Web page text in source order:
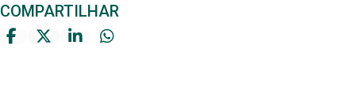
COMPARTILHAR